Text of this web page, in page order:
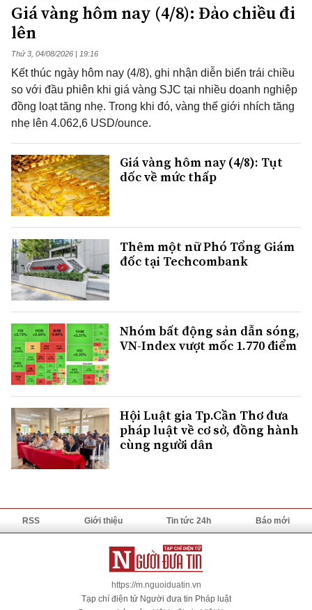
Giá vàng hôm nay (4/8): Đảo chiều đi
lên
Thứ 3, 04/08/2026 | 19:16
Kết thúc ngày hôm nay (4/8), ghi nhận diễn biến trái chiều
so với đầu phiên khi giá vàng SJC tại nhiều doanh nghiệp
đồng loạt tăng nhẹ. Trong khi đó, vàng thế giới nhích tăng
nhẹ lên 4.062,6 USD/ounce.
Giá vàng hôm nay (4/8): Tụt
dốc về mức thấp
Thêm một nữ Phó Tổng Giám
đốc tại Techcombank
Nhóm bất động sản dẫn sóng,
VN-Index vượt mốc 1.770 điểm
Hội Luật gia Tp.Cần Thơ đưa
pháp luật về cơ sở, đồng hành
cùng người dân
RSS Giới thiệu Tin tức 24h Báo mới
https://m.nguoiduatin.vn
Tạp chí điện tử Người đưa tin Pháp luật